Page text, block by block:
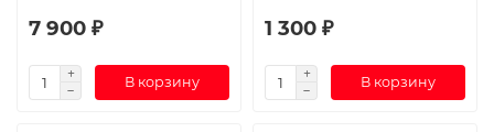
7 900 ₽
В корзину
1 300 ₽
В корзину